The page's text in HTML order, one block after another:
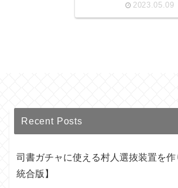
2023.05.09
Recent Posts
司書ガチャに使える村人選抜装置を作
統合版】